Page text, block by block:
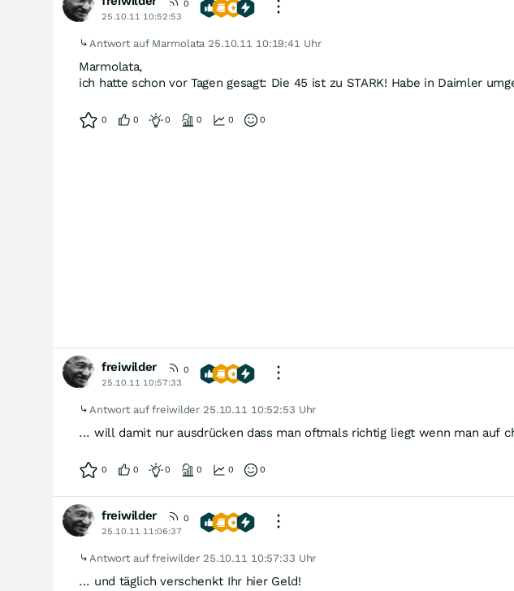
DJG/cbr
0
25.10.11 10:52:53
Antwort auf Marmolata 25.10.11 10:19:41 Uhr
Marmolata,
ich hatte schon vor Tagen gesagt: Die 45 ist zu STARK! Habe in Daimler
0 0 0 0 0 0
freiwilder
0
25.10.11 10:57:33
Antwort auf freiwilder 25.10.11 10:52:53 Uhr
... will damit nur ausdrücken dass man oftmals richtig liegt wenn man auf
0 0 0 0 0 0
freiwilder
0
25.10.11 11:06:37
Antwort auf freiwilder 25.10.11 10:57:33 Uhr
... und täglich verschenkt Ihr hier Geld!